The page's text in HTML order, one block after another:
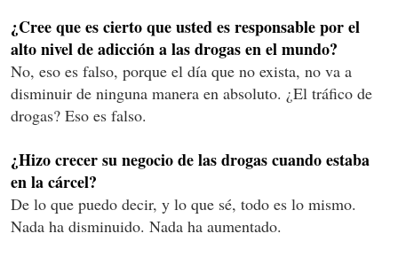
¿Cree que es cierto que usted es responsable por el
alto nivel de adicción a las drogas en el mundo?
No, eso es falso, porque el día que no exista, no va a
disminuir de ninguna manera en absoluto. ¿El tráfico de
drogas? Eso es falso.
¿Hizo crecer su negocio de las drogas cuando estaba
en la cárcel?
De lo que puedo decir, y lo que sé, todo es lo mismo.
Nada ha disminuido. Nada ha aumentado.